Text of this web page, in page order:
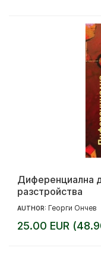
Диференциална
разстройства
AUTHOR: Георги Ончев
25.00 EUR